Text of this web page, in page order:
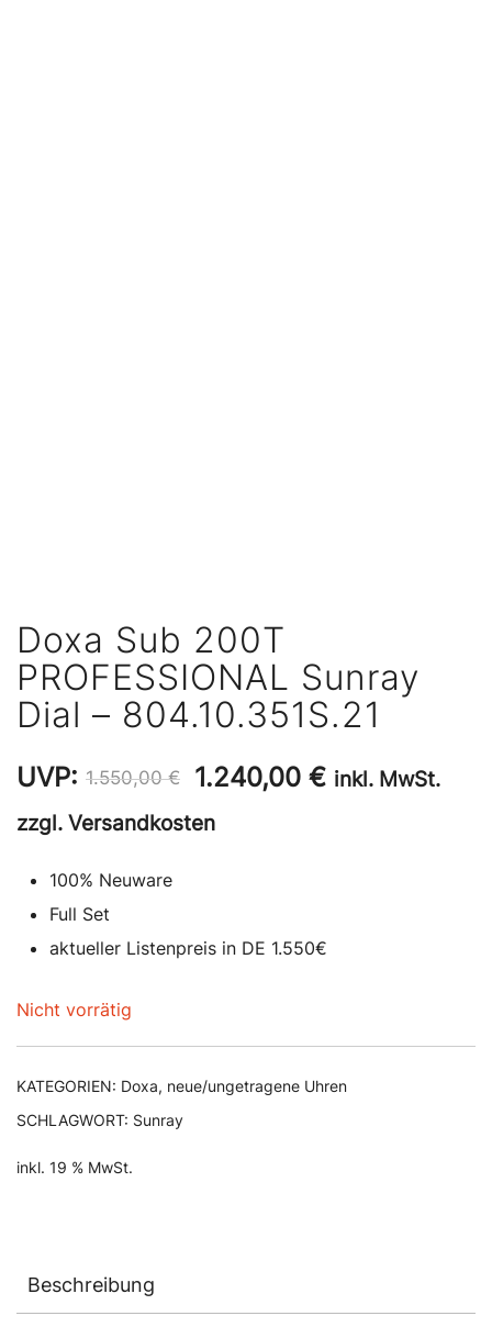
Doxa Sub 200T
PROFESSIONAL Sunray
Dial – 804.10.351S.21
UVP: 1.550,00€
Ursprünglicher
Preis
1.240,00 €Aktueller
inkl. MwSt.
zzgl. Versandkosten
100% Neuware
Full Set
aktueller Listenpreis in DE 1.550€
Nicht vorrätig
KATEGORIEN: Doxa, neue/ungetragene Uhren
SCHLAGWORT: Sunray
inkl. 19 % MwSt.
Beschreibung